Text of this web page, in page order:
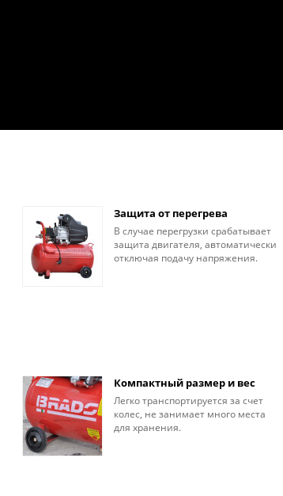
Защита от перегрева
В случае перегрузки срабатывает
защита двигателя, автоматически
отключая подачу напряжения.
Компактный размер и вес
Легко транспортируется за счет
колес, не занимает много места
для хранения.